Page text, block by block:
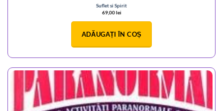
Suflet si Spirit
69,00lei
ADĂUGAȚI ÎN COȘ